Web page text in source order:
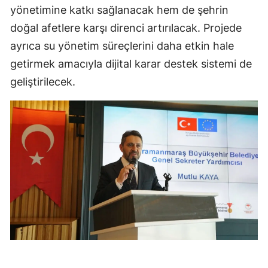
yönetimine katkı sağlanacak hem de şehrin
doğal afetlere karşı direnci artırılacak. Projede
ayrıca su yönetim süreçlerini daha etkin hale
getirmek amacıyla dijital karar destek sistemi de
geliştirilecek.